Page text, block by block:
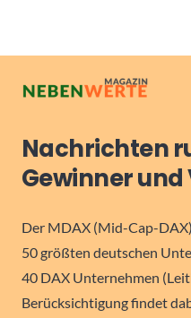
Nachrichten
Gewinner
Der MDAX (Mid-Cap-
50 größten deutschen
40 DAX Unternehmen
Berücksichtigung findet